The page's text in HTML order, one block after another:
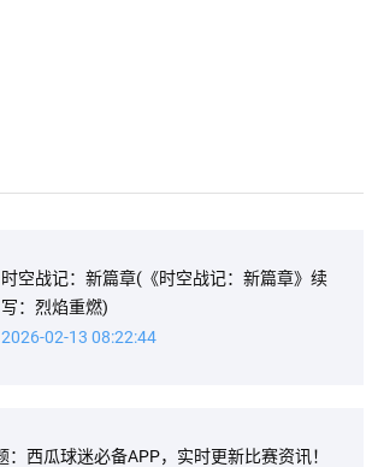
时空战记：新篇章(《时空战记：新篇章》续
写：烈焰重燃)
2026-02-13 08:22:44
：西瓜球迷必备APP，实时更新比赛资讯！